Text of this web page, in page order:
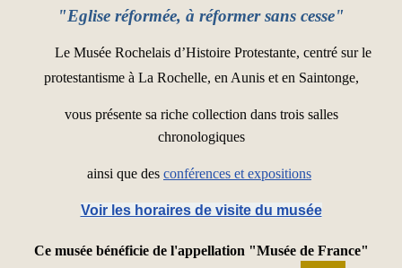
"Eglise réformée, à réformer sans cesse"
Le Musée Rochelais d’Histoire Protestante, centré sur le
protestantisme à La Rochelle, en Aunis et en Saintonge,
vous présente sa riche collection dans trois salles
chronologiques
ainsi que des conférences et expositions
Voir les horaires de visite du musée
Ce musée bénéficie de l'appellation "Musée de France"